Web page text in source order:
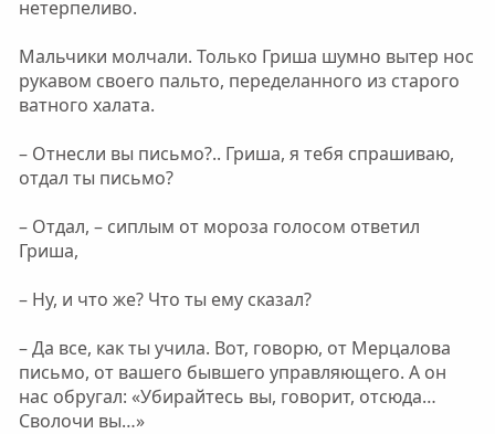
нетерпеливо.
Мальчики молчали. Только Гриша шумно вытер нос
рукавом своего пальто, переделанного из старого
ватного халата.
– Отнесли вы письмо?.. Гриша, я тебя спрашиваю,
отдал ты письмо?
– Отдал, – сиплым от мороза голосом ответил
Гриша,
– Ну, и что же? Что ты ему сказал?
– Да все, как ты учила. Вот, говорю, от Мерцалова
письмо, от вашего бывшего управляющего. А он
нас обругал: «Убирайтесь вы, говорит, отсюда…
Сволочи вы…»